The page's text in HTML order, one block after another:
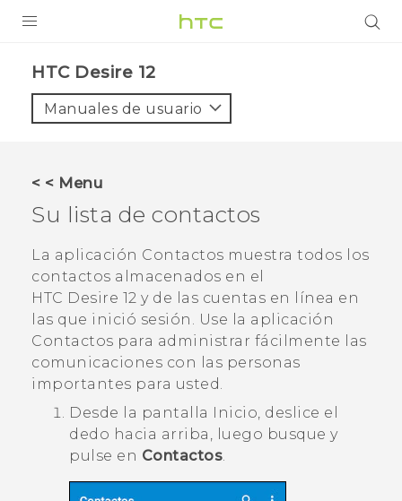
VIVE
AYUDA
HTC Devices & Accessories
Video Tutorials
HTC Desire 12‎
Manuales de usuario
< < Menu
Su lista de contactos
La aplicación Contactos muestra todos los
contactos almacenados en el
HTC Desire 12 y de las cuentas en línea en
las que inició sesión. Use la aplicación
Contactos para administrar fácilmente las
comunicaciones con las personas
importantes para usted.
Desde la pantalla
Inicio, deslice el
dedo hacia arriba, luego busque y
pulse en Contactos.